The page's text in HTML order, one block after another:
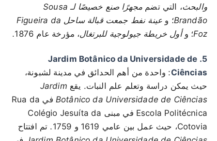
والبحث، التي تضم
مجهرًا صنع خصيصًا لـ Sousa
Brandão؛ و
عينة نفط جمعت قبالة ساحل Figueira da
Foz؛ وأول خريطة جيولوجية للبرتغال، مؤرخة عام 1876.
5. Jardim Botânico da Universidade de
Ciências: واحدة من أهم الحدائق في مدينة لشبونة،
حيث يمكن دراسة وتعلم علم النبات. يقع Jardim
Botânico da Universidade de Ciências
في Rua da
Escola Politécnica في مبنى Colégio Jesuíta da
Cotovia، حيث عمل بين عامي 1619 و 1759. تم افتتاح